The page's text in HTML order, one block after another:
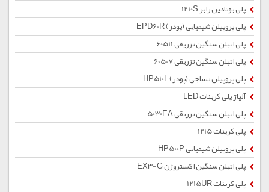
پلی بوتادین رابر 1210S
پلی پروپیلن شیمیایی (پودر) EPD60R
پلی اتیلن سنگین تزریقی 60511
پلی اتیلن سنگین تزریقی 60507
پلی پروپیلن نساجی (پودر) HP510L
آلیاژ پلی کربنات LED
پلی اتیلن سنگین تزریقی 5030EA
پلی کربنات 1215
پلی پروپیلن شیمیایی HP500P
پلی اتیلن سنگین اکستروژن EX3-G
پلی کربنات 1215UR